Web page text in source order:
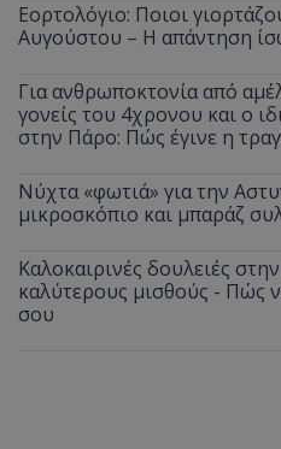
Εορτολόγιο: Ποιοι
Αυγούστου – Η απάντηση
Για ανθρωποκτονία από
γονείς του 4χρονου και ο
στην Πάρο: Πώς έγινε η
Νύχτα «φωτιά» για την
μικροσκόπιο και μπαράζ
Καλοκαιρινές δουλειές
καλύτερους μισθούς - Πώς
σου